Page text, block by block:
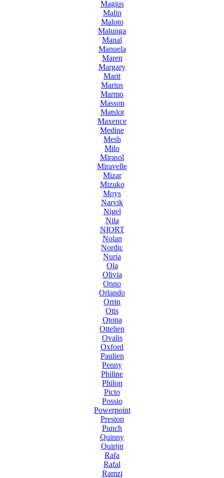
Magius
Malin
Maloto
Malunga
Manal
Manuela
Maren
Margary
Marit
Marius
Marmo
Masson
Matslot
Maxence
Medine
Mesh
Milo
Mirasol
Miravelle
Mizar
Mizuko
Moys
Narvik
Nigel
Nila
NIORT
Nolan
Nordic
Nuria
Ola
Olivia
Onno
Orlando
Orrin
Otis
Otona
Ottelien
Ovalis
Oxford
Paulien
Penny
Philine
Philon
Picto
Possio
Powerpoint
Preston
Punch
Quinny
Quirijn
Rafa
Rafal
Ramzi